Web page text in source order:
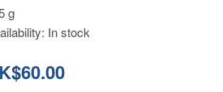
g
In stock